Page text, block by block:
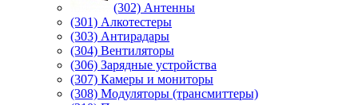
(302) Антенны
(301) Алкотестеры
(303) Антирадары
(304) Вентиляторы
(306) Зарядные устройства
(307) Камеры и мониторы
(308) Модуляторы (трансмиттеры)